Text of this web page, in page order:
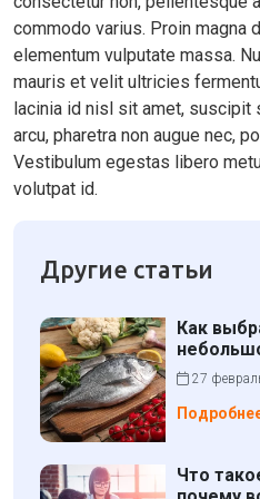
commodo varius. Proin magna
elementum vulputate massa.
mauris et velit ultricies
lacinia id nisl sit amet, suscipit
arcu, pharetra non augue nec,
Vestibulum egestas libero
volutpat id.
Другие статьи
Как
27
Что